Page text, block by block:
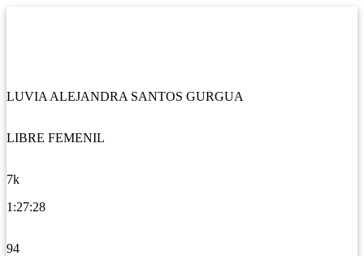
LUVIA ALEJANDRA SANTOS GURGUA
LIBRE FEMENIL
7k
1:27:28
94